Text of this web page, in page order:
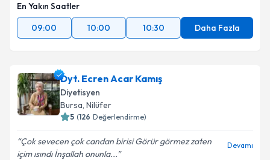
En Yakın Saatler
09:00
10:00 10:30 Daha Fazla
Dyt. Ecren Acar Kamış
Diyetisyen
Bursa, Nilüfer
5 (126 Değerlendirme)
Çok sevecen çok candan birisi Görür görmez zaten
içim ısındı İnşallah onunla...
Devamı